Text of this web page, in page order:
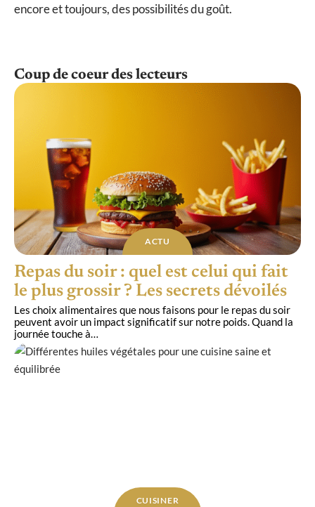
encore et toujours, des possibilités du goût.
Coup de coeur des lecteurs
ACTU
Repas du soir : quel est celui qui fait
le plus grossir ? Les secrets dévoilés
Les choix alimentaires que nous faisons pour le repas du soir
peuvent avoir un impact significatif sur notre poids. Quand la
journée touche à
CUISINER